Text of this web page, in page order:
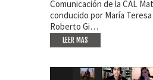
Comunicación de la CAL
conducido por María Teresa
Roberto Gi…
LEER MAS